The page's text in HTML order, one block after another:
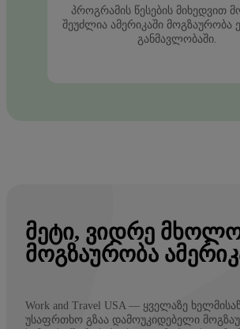
პროგრამის წესების მიხედვით
შეუძლია ამერიკაში მოგზაურობა
განმავლობაში.
ᲛᲔᲢᲘ, ᲕᲘᲓᲠᲔ
ᲛᲝᲒᲖᲐᲣᲠᲝᲑᲐ
Work and Travel USA — ყველაზე
უსაფრთხო გზაა დამოუკიდებელი